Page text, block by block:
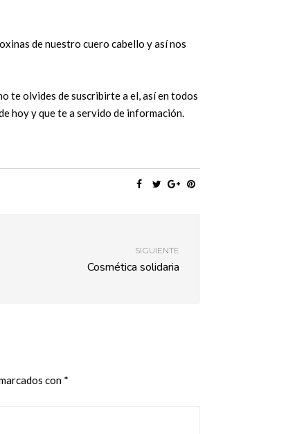
de nuestro cuero cabello y así nos
te olvides de suscribirte a el, así en todos
hoy y que te a servido de información.
SIGUIENTE
Cosmética solidaria
con *